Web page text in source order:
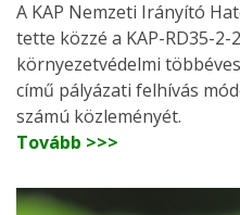
A KAP Nemzeti Irányító
tette közzé a KAP-RD35-2-
környezetvédelmi
című pályázati felhívás
számú közleményét.
Tovább >>>